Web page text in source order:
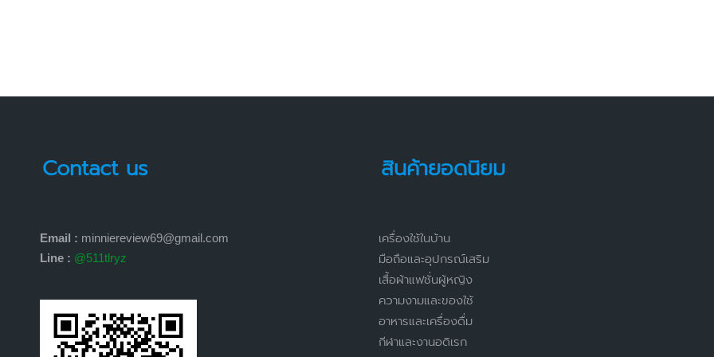
Contact us
Email : minniereview69@gmail.com
Line : @511tlryz
สินค้ายอดนิยม
เครื่องใช้ในบ้าน
มือถือและอุปกรณ์เสริม
เสื้อผ้าแฟชั่นผู้หญิง
ความงามและของใช้
อาหารและเครื่องดื่ม
กีฬาและงานอดิเรก